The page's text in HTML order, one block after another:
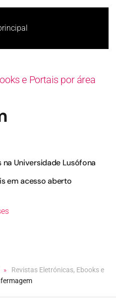
e Portais por área
na Universidade Lusófona
em acesso aberto
Revistas Eletrónicas, Ebooks e